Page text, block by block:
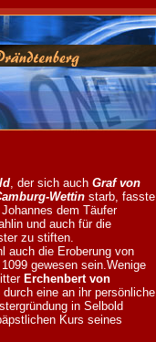
, der sich auch Graf von
Wettin starb, fasste
dem Täufer
und auch für die
zu stiften.
auch die Eroberung von
gewesen sein.Wenige
Erchenbert von
durch eine an ihr persönliche
in Selbold
Kurs seines